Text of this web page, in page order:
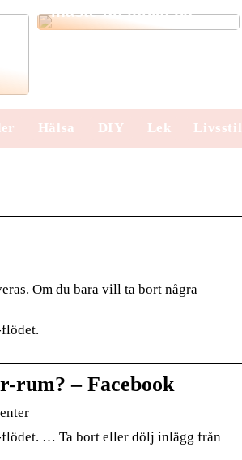
måste du tänka på
Hälsa DIY Lek Livsstil
Om du bara vill ta bort några
rum? – Facebook
flödet. … Ta bort eller dölj inlägg från